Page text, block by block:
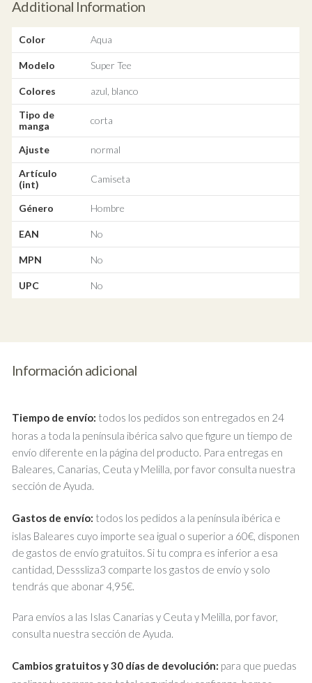
Additional Information
Color Aqua
Modelo Super Tee
Colores
azul, blanco
Tipo de
manga
corta
Ajuste
normal
Artículo
(int)
Camiseta
Género Hombre
EAN No
MPN No
UPC No
Información adicional
Tiempo de envío: todos los pedidos son entregados en 24
horas a toda la península ibérica salvo que figure un tiempo de
envío diferente en la página del producto. Para entregas en
Baleares, Canarias, Ceuta y Melilla, por favor consulta nuestra
sección de Ayuda.
Gastos de envío: todos los pedidos a la península ibérica e
islas Baleares cuyo importe sea igual o superior a 60€, disponen
de gastos de envío gratuitos. Si tu compra es inferior a esa
cantidad, Desssliza3 comparte los gastos de envío y solo
tendrás que abonar 4,95€.
Para envíos a las Islas Canarias y Ceuta y Melilla, por favor,
consulta nuestra sección de Ayuda.
Cambios gratuitos y 30 días de devolución: para que puedas